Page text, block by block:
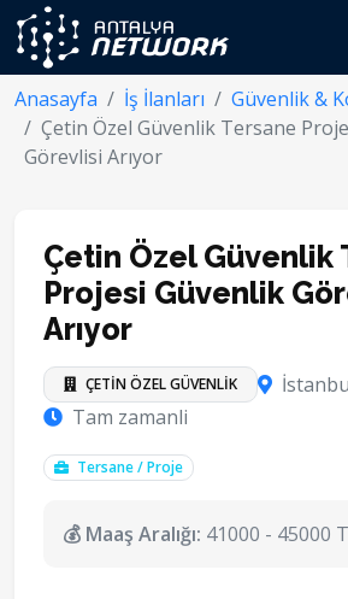
Anasayfa İş İlanları
Güvenlik &
Çetin Özel Güvenlik Tersane
Görevlisi Arıyor
Çetin Özel Güvenlik
Projesi Güvenlik
Arıyor
ÇETİN ÖZEL GÜVENLİK
Tam zamanli
Tersane / Proje
💰 Maaş Aralığı: 41000 - 45000